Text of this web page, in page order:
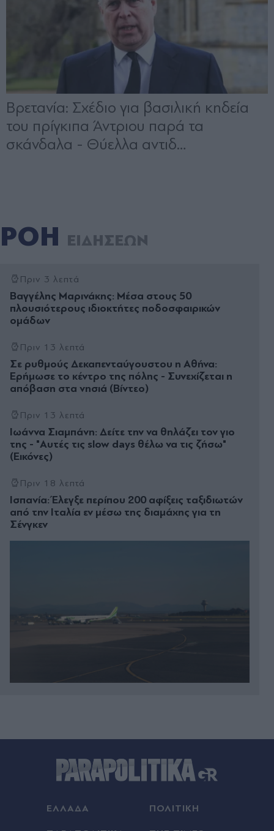
ΡΟΗ ΕΙΔΗΣΕΩΝ
Πριν 3 λεπτά
Βαγγέλης Μαρινάκης: Μέσα στους 50
πλουσιότερους ιδιοκτήτες ποδοσφαιρικών
ομάδων
Πριν 13 λεπτά
Σε ρυθμούς Δεκαπενταύγουστου η Αθήνα:
Ερήμωσε το κέντρο της πόλης - Συνεχίζεται η
απόβαση στα νησιά (Βίντεο)
Πριν 13 λεπτά
Ιωάννα Σιαμπάνη: Δείτε την να θηλάζει τον γιο
της - "Αυτές τις slow days θέλω να τις ζήσω"
(Εικόνες)
Πριν 18 λεπτά
Ισπανία: Έλεγξε περίπου 200 αφίξεις ταξιδιωτών
από την Ιταλία εν μέσω της διαμάχης για τη
Σένγκεν
Πριν 31 λεπτά
Μέριλιν Μονρόε: Η προσωπική της εξομολόγηση
ΕΛΛΑΔΑ ΠΟΛΙΤΙΚΗ